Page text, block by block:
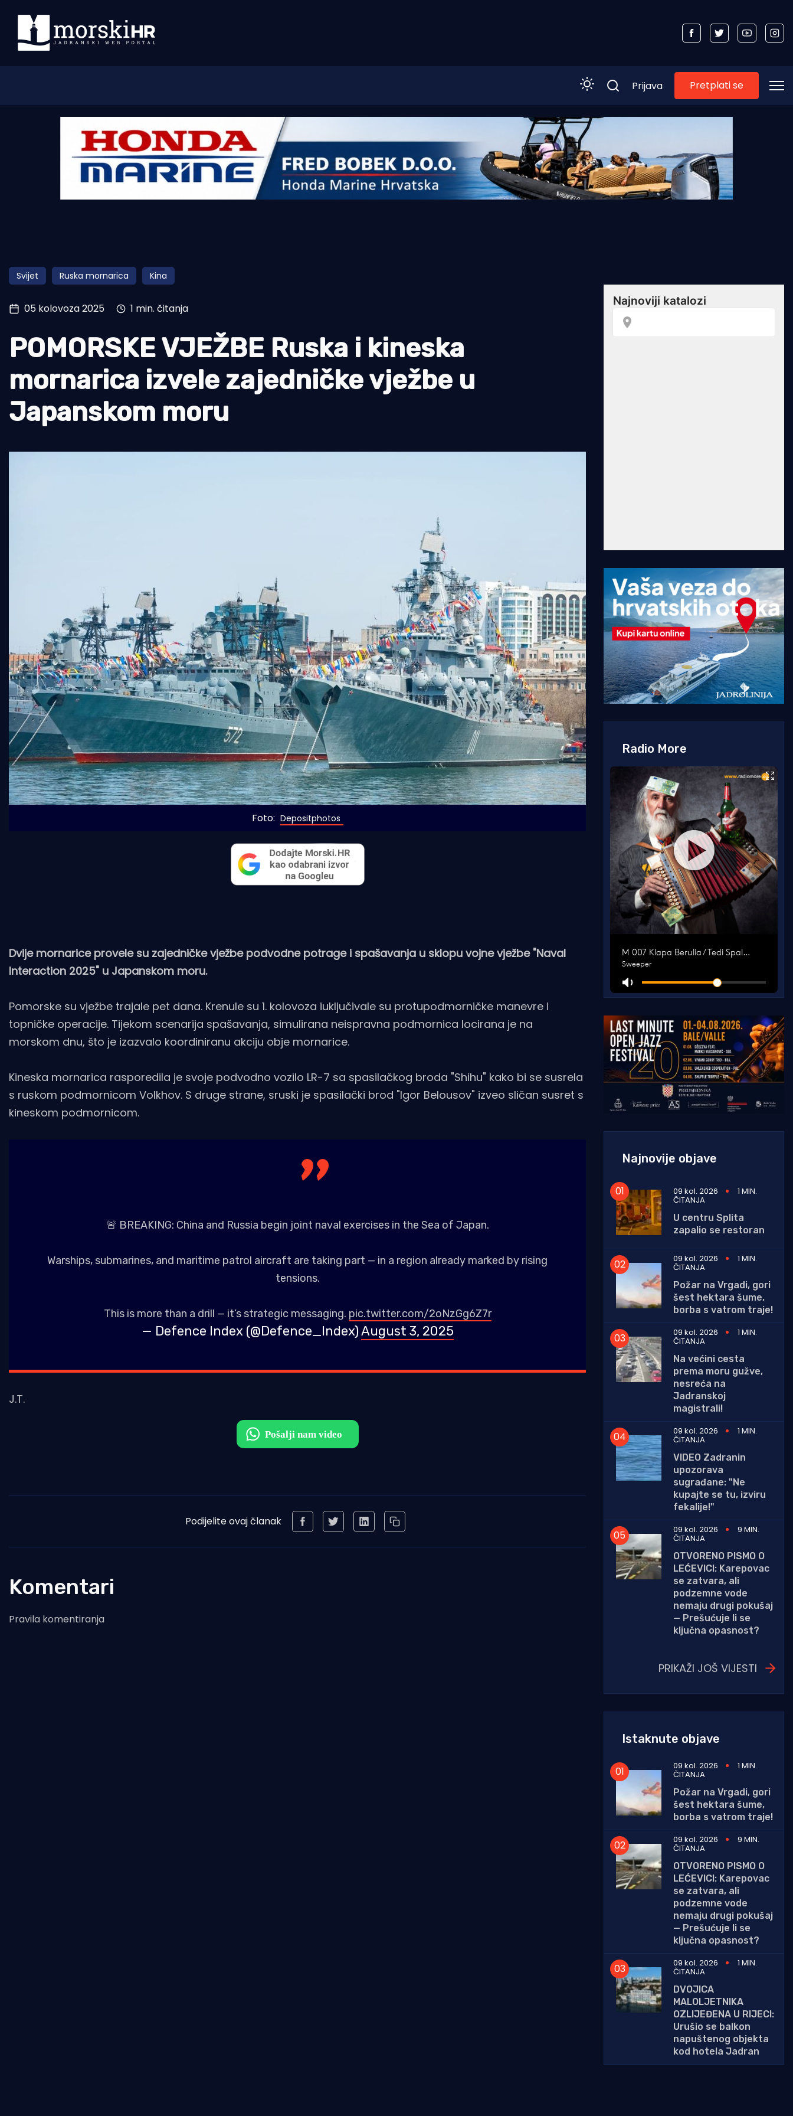
Morski plus
Pomorstvo
Ribolov
Tradicija i kultura
Prijava Pretplati se
Svijet Ruska mornarica Kina
05 kolovoza 2025 1 min. čitanja
POMORSKE VJEŽBE Ruska i kineska
mornarica izvele zajedničke vježbe u
Japanskom moru
Foto: Depositphotos
Dvije mornarice provele su zajedničke vježbe podvodne potrage i spašavanja u sklopu vojne vježbe "Naval
Interaction 2025" u Japanskom moru.
Pomorske su vježbe trajale pet dana. Krenule su 1. kolovoza iuključivale su protupodmorničke manevre i
topničke operacije. Tijekom scenarija spašavanja, simulirana neispravna podmornica locirana je na
morskom dnu, što je izazvalo koordiniranu akciju obje mornarice.
Kineska mornarica rasporedila je svoje podvodno vozilo LR-7 sa spasilačkog broda "Shihu" kako bi se susrela
s ruskom podmornicom Volkhov. S druge strane, sruski je spasilački brod "Igor Belousov" izveo sličan susret s
kineskom podmornicom.
🚨 BREAKING: China and Russia begin joint naval exercises in the Sea of Japan.
Warships, submarines, and maritime patrol aircraft are taking part — in a region already marked by rising
tensions.
This is more than a drill — it’s strategic messaging. pic.twitter.com/2oNzGg6Z7r
— Defence Index (@Defence_Index)August 3, 2025
J.T.
Podijelite ovaj članak
Komentari
Pravila komentiranja
Radio More
Najnovije objave
09 kol. 2026 1 MIN.
ČITANJA
U centru Splita
zapalio se restoran
09 kol. 2026 1 MIN.
ČITANJA
Požar na Vrgadi, gori
šest hektara šume,
borba s vatrom traje!
09 kol. 2026
1 MIN.
ČITANJA
Na većini cesta
prema moru gužve,
nesreća na
Jadranskoj
magistrali!
09 kol. 2026
1 MIN.
ČITANJA
VIDEO Zadranin
upozorava
sugrađane: "Ne
kupajte se tu, izviru
fekalije!"
09 kol. 2026
9 MIN.
ČITANJA
OTVORENO PISMO O
LEĆEVICI: Karepovac
se zatvara, ali
podzemne vode
nemaju drugi pokušaj
— Prešućuje li se
ključna opasnost?
PRIKAŽI JOŠ VIJESTI
Istaknute objave
09 kol. 2026 1 MIN.
ČITANJA
Požar na Vrgadi, gori
šest hektara šume,
borba s vatrom traje!
09 kol. 2026
9 MIN.
ČITANJA
OTVORENO PISMO O
LEĆEVICI: Karepovac
se zatvara, ali
podzemne vode
nemaju drugi pokušaj
— Prešućuje li se
ključna opasnost?
09 kol. 2026
1 MIN.
ČITANJA
DVOJICA
MALOLJETNIKA
OZLIJEĐENA U RIJECI:
Urušio se balkon
napuštenog objekta
kod hotela Jadran